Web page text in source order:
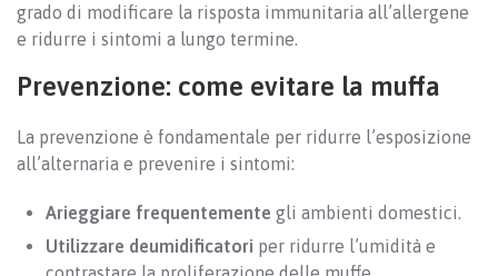
grado di modificare la risposta immunitaria all’allergene
e ridurre i sintomi a lungo termine.
Prevenzione: come evitare la muffa
La prevenzione è fondamentale per ridurre l’esposizione
all’alternaria e prevenire i sintomi:
Arieggiare frequentemente gli ambienti domestici.
Utilizzare deumidificatori per ridurre l’umidità e